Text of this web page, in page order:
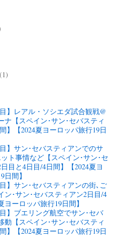
(1)
目】レアル・ソシエダ試合観戦@
ナ【スペイン･サン･セバスティ
】【2024夏ヨーロッパ旅行19日
目】サン･セバスティアンでのサ
ト事情など【スペイン･サン･セ
目と4日目/4日間】【2024夏ヨ
日間】
目】サン･セバスティアンの街､ご
ン･サン･セバスティアン2日目/4
ヨーロッパ旅行19日間】
目】ブエリング航空でサン･セバ
動【スペイン･サン･セバスティ
】【2024夏ヨーロッパ旅行19日